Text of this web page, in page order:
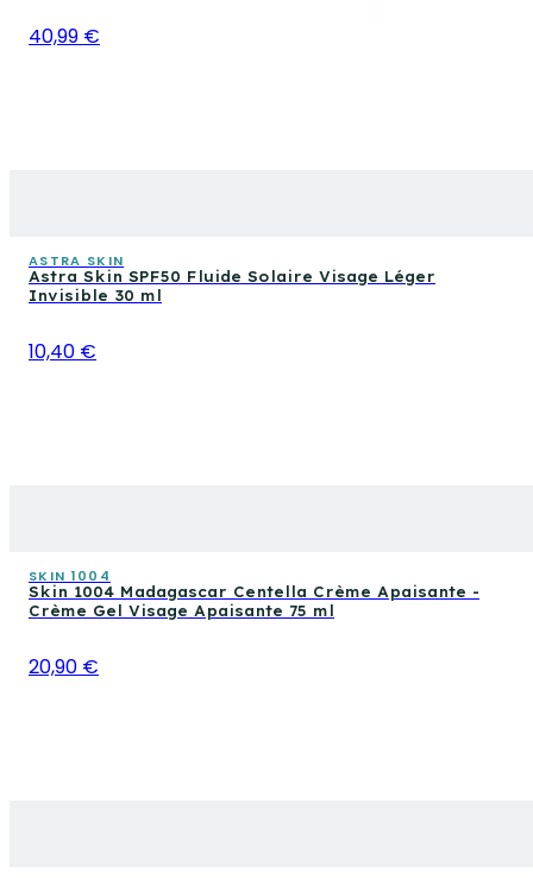
40,99 €
ASTRA SKIN
Astra Skin SPF50 Fluide Solaire Visage Léger
Invisible 30 ml
10,40 €
SKIN 1004
Skin 1004 Madagascar Centella Crème Apaisante -
Crème Gel Visage Apaisante 75 ml
20,90 €